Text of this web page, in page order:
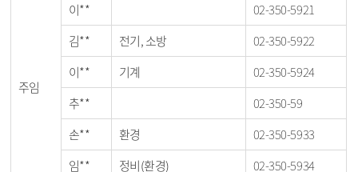
주임
이**
02-350-5921
김**
전기, 소방
02-350-5922
이**
기계
02-350-5924
추**
02-350-59
손**
환경
02-350-5933
임**
정비(환경)
02-350-5934